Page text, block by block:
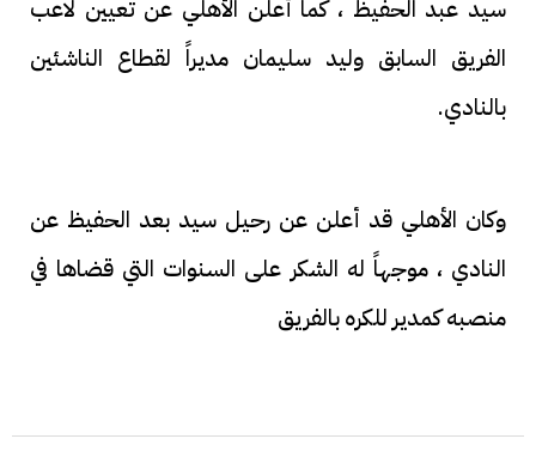
سيد عبد الحفيظ ، كما أعلن الأهلي عن تعيين لاعب
الفريق السابق وليد سليمان مديراً لقطاع الناشئين
بالنادي.
وكان الأهلي قد أعلن عن رحيل سيد بعد الحفيظ عن
النادي ، موجهاً له الشكر على السنوات التي قضاها في
منصبه كمدير للكره بالفريق